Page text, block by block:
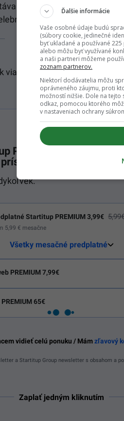
vďaka svojej práci?
sa stretla?
Po odomknutí tiež získaš
ako 75 000 článkom
PREMIUM
Startitup PREMIUM 3,99€
5,99 € mesačne
Všetky mesačné predplatné
PREMIUM 7,99€
65€
vidieť celú ponuku / Mámzľavový
a Startitup Group newsletter s obsahom a
Zaplať jedným kliknutím
Ďalšie informácie
Vaše osobné údaje budú
(súbory cookie, jedinečné
byť ukladané a používané
alebo môžu byť využívané
a naši partneri môžeme
zoznam partnerov.
Niektorí dodávatelia môžu
oprávneného záujmu, proti
možností nižšie. Dole na
odkaz, pomocou ktorého
v nastaveniach ochrany